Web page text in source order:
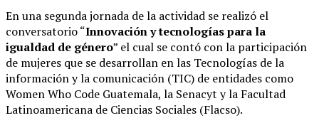
En una segunda jornada de la actividad se realizó el
conversatorio “Innovación y tecnologías para la
igualdad de género” el cual se contó con la participación
de mujeres que se desarrollan en las Tecnologías de la
información y la comunicación (TIC) de entidades como
Women Who Code Guatemala, la Senacyt y la Facultad
Latinoamericana de Ciencias Sociales (Flacso).